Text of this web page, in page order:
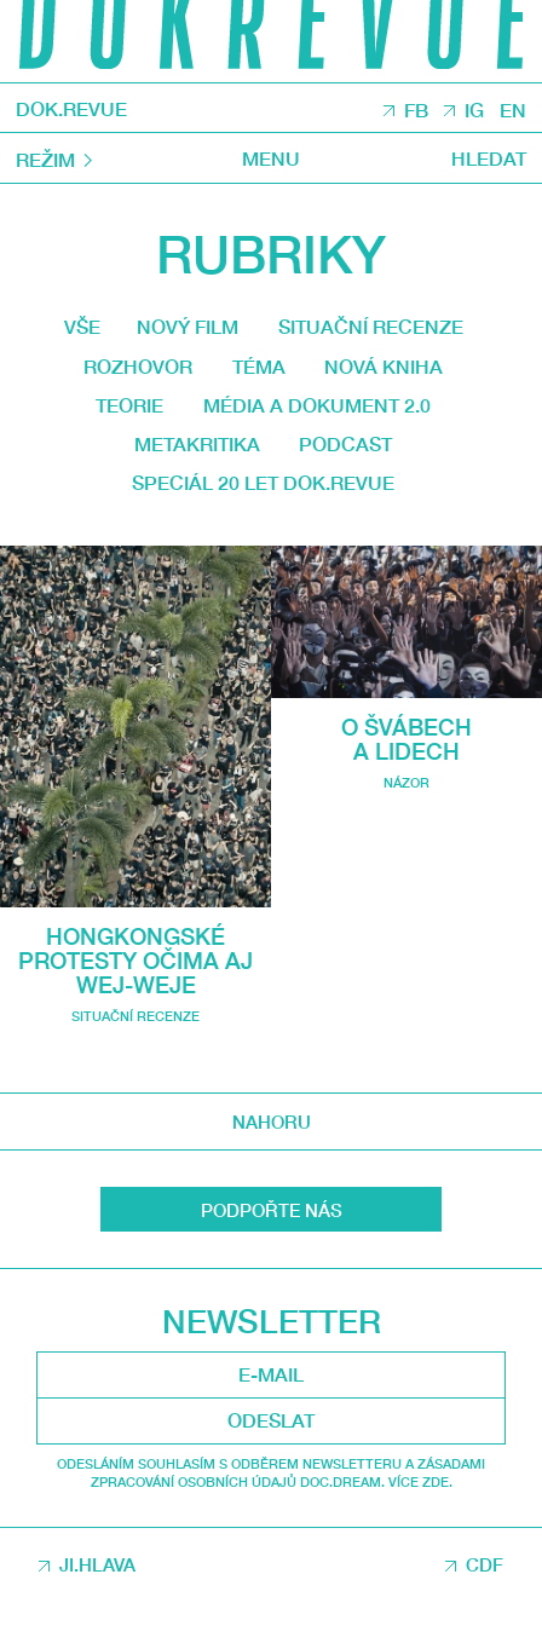
DOK.REVUE FB IG EN
REŽIM MENU HLEDAT
RUBRIKY
VŠE NOVÝ FILM
SITUAČNÍ RECENZE
ROZHOVOR
TÉMA
NOVÁ KNIHA
TEORIE
MÉDIA A DOKUMENT 2.0
METAKRITIKA
PODCAST
SPECIÁL 20 LET DOK.REVUE
HONGKONGSKÉ
PROTESTY OČIMA AJ
WEJ-WEJE
SITUAČNÍ RECENZE
O ŠVÁBECH
A LIDECH
NÁZOR
NAHORU
PODPOŘTE NÁS
NEWSLETTER
ODESLAT
ODESLÁNÍM SOUHLASÍM S ODBĚREM NEWSLETTERU A ZÁSADAMI
ZPRACOVÁNÍ OSOBNÍCH ÚDAJŮ DOC.DREAM. VÍCE ZDE.
JI.HLAVA CDF